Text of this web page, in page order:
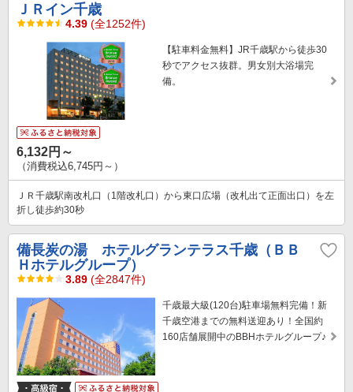
ＪＲイン千歳
4.39 (全1252件)
【駐車料金無料】JR千歳駅から徒歩30
秒でアクセス抜群。男女別大浴場完
備。
6,132円～
（消費税込6,745円～）
ＪＲ千歳駅南改札口（1階改札口）から東口広場（改札出て正面出口）を左
折し徒歩約30秒
備長炭の湯 ホテルグランテラス千歳（ＢＢ
Ｈホテルグループ）
3.89 (全2847件)
千歳最大級(120台)駐車場無料完備！新
千歳空港までの無料送迎あり！全国約
160店舗展開中のBBHホテルグループ♪